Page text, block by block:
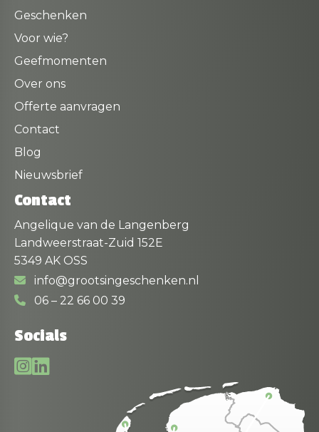
Geschenken
Voor wie?
Geefmomenten
Over ons
Offerte aanvragen
Contact
Blog
Nieuwsbrief
Contact
Angelique van de Langenberg
Landweerstraat-Zuid 152E
5349 AK OSS
info@grootsingeschenken.nl
06 – 22 66 00 39
Socials